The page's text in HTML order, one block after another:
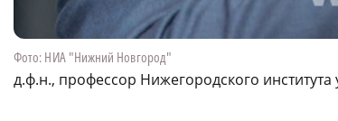
Фото: НИА "Нижний Новгород"
д.ф.н., профессор Нижегородского